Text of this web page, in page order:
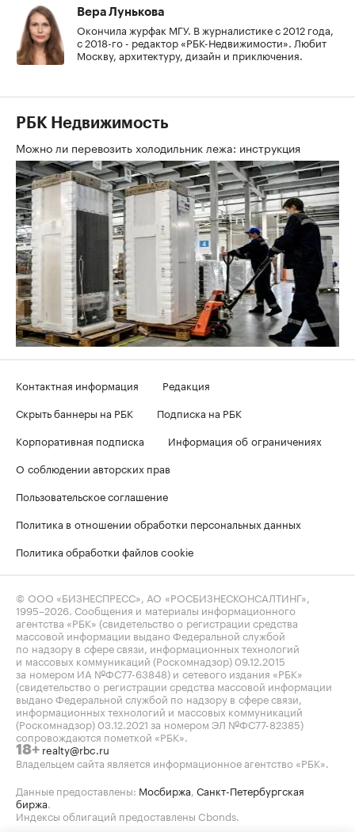
Вера Лунькова
Окончила журфак МГУ. В журналистике с 2012 года,
с 2018-го - редактор «РБК-Недвижимости». Любит
Москву, архитектуру, дизайн и приключения.
РБК Недвижимость
Можно ли перевозить холодильник лежа: инструкция
Контактная информация
Редакция
Скрыть баннеры на РБК
Подписка на РБК
Корпоративная подписка
Информация об ограничениях
О соблюдении авторских прав
Пользовательское соглашение
Политика в отношении обработки персональных данных
Политика обработки файлов cookie
© ООО «БИЗНЕСПРЕСС», АО «РОСБИЗНЕСКОНСАЛТИНГ»,
1995–2026. Сообщения и материалы информационного
агентства «РБК» (свидетельство о регистрации средства
массовой информации выдано Федеральной службой
по надзору в сфере связи, информационных технологий
и массовых коммуникаций (Роскомнадзор) 09.12.2015
за номером ИА №ФС77-63848) и сетевого издания «РБК»
(свидетельство о регистрации средства массовой информации
выдано Федеральной службой по надзору в сфере связи,
информационных технологий и массовых коммуникаций
(Роскомнадзор) 03.12.2021 за номером ЭЛ №ФС77-82385)
сопровождаются пометкой «РБК».
18+ realty@rbc.ru
Владельцем сайта является информационное агентство «РБК».
Данные предоставлены: Мосбиржа, Санкт-Петербургская
биржа.
Индексы облигаций предоставлены Cbonds.